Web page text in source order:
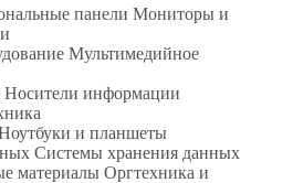
Мониторы и
Мультимедийное
Носители информации
и планшеты
Системы хранения данных
Оргтехника и